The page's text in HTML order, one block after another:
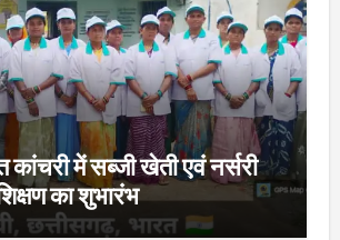
कांचरी में सब्जी खेती एवं नर्सरी
का शुभारंभ